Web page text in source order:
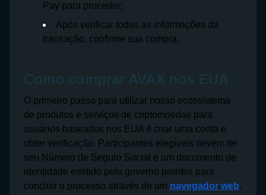
Pay para proceder;
Após verificar todas as informações da
transação, confirme sua compra.
Como comprar AVAX nos EUA
O primeiro passo para utilizar nosso ecossistema
de produtos e serviços de criptomoedas para
usuários baseados nos EUA é criar uma conta e
obter verificação. Participantes elegíveis devem ter
seu Número de Seguro Social e um documento de
identidade emitido pelo governo prontos para
concluir o processo através de um navegador web.